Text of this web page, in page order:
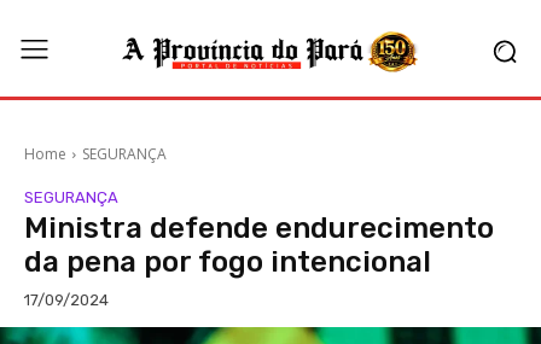
Home SEGURANÇA
SEGURANÇA
Ministra defende endurecimento
da pena por fogo intencional
17/09/2024